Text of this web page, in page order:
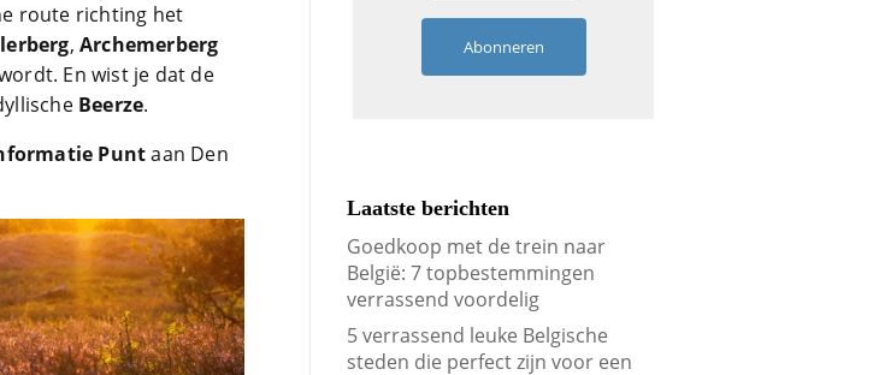
route richting het
,Archemerberg
En wist je dat de
Beerze.
Puntaan Den
Abonneren
Laatste berichten
Goedkoop met de trein naar
België: 7 topbestemmingen
verrassend voordelig
5 verrassend leuke Belgische
steden die perfect zijn voor een